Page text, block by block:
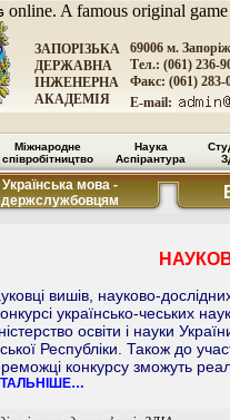
online. A famous original
ЗАПОРІЗЬКА
ДЕРЖАВНА
ІНЖЕНЕРНА
АКАДЕМІЯ
69006 м.
Тел.: (061) 236-
Факс: (061) 283-
E-mail:
Міжнародне
співробітництво
Наука
Аспірантура
Українська мова -
держслужбовцям
вишів, науково-
українсько-чеських
освіти і науки
Республіки. Також до
конкурсу зможуть